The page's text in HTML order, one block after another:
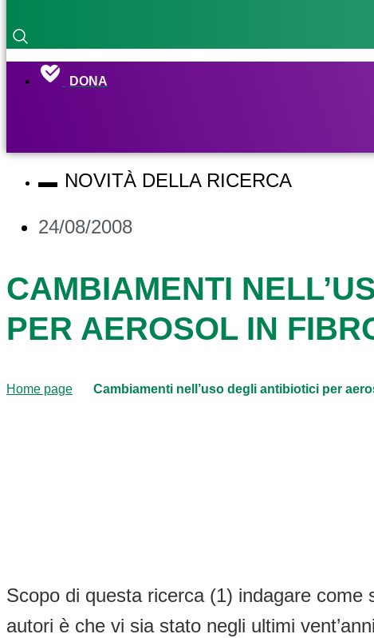
DONA
NOVITÀ DELLA RICERCA
24/08/2008
CAMBIAMENTI
PER AEROSOL IN
Home page Cambiamenti nell’uso degli antibiotici per
Scopo di questa ricerca (1) indagare come
autori è che vi sia stato negli ultimi